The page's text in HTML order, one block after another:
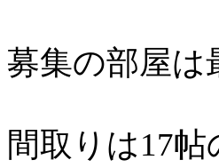
募集の部屋は
間取りは17帖